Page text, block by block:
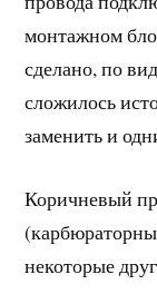
монтажном
сделано, по
сложилось
заменить и
Коричневый
некоторые